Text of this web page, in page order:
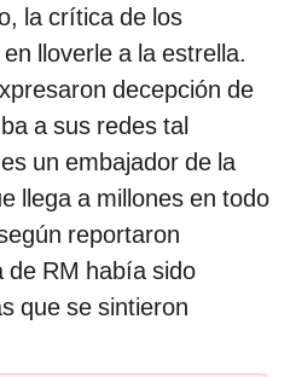
la crítica de los
lloverle a la estrella.
decepción de
a sus redes tal
un embajador de la
llega a millones en todo
reportaron
RM había sido
que se sintieron